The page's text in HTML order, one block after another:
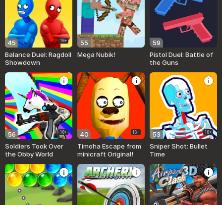
45 16+
Balance Duel: Ragdoll
Showdown
55
Mega Nubik!
59
Pistol Duel: Battle of
the Guns
56 18+
Soldiers Took Over
the Obby World
40 16+
Timoha Escape from
minicraft Original!
53 18+
Sniper Shot: Bullet
Time